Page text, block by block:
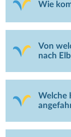
Wie
Von
nach
Welche